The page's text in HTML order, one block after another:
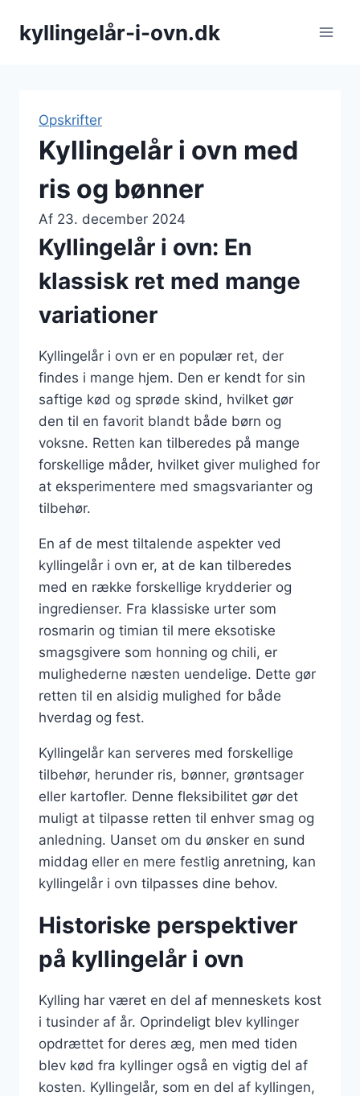
kyllingelår-i-ovn.dk
Opskrifter
Kyllingelår i ovn med
ris og bønner
Af 23. december 2024
Kyllingelår i ovn: En
klassisk ret med mange
variationer
Kyllingelår i ovn er en populær ret, der
findes i mange hjem. Den er kendt for sin
saftige kød og sprøde skind, hvilket gør
den til en favorit blandt både børn og
voksne. Retten kan tilberedes på mange
forskellige måder, hvilket giver mulighed for
at eksperimentere med smagsvarianter og
tilbehør.
En af de mest tiltalende aspekter ved
kyllingelår i ovn er, at de kan tilberedes
med en række forskellige krydderier og
ingredienser. Fra klassiske urter som
rosmarin og timian til mere eksotiske
smagsgivere som honning og chili, er
mulighederne næsten uendelige. Dette gør
retten til en alsidig mulighed for både
hverdag og fest.
Kyllingelår kan serveres med forskellige
tilbehør, herunder ris, bønner, grøntsager
eller kartofler. Denne fleksibilitet gør det
muligt at tilpasse retten til enhver smag og
anledning. Uanset om du ønsker en sund
middag eller en mere festlig anretning, kan
kyllingelår i ovn tilpasses dine behov.
Historiske perspektiver
på kyllingelår i ovn
Kylling har været en del af menneskets kost
i tusinder af år. Oprindeligt blev kyllinger
opdrættet for deres æg, men med tiden
blev kød fra kyllinger også en vigtig del af
kosten. Kyllingelår, som en del af kyllingen,